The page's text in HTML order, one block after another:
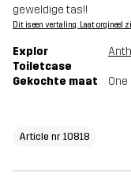
geweldige tas!!
Dit is een vertaling. Laat orgineel
Explor
Toiletcase
Gekochte maat One
Article nr 10818